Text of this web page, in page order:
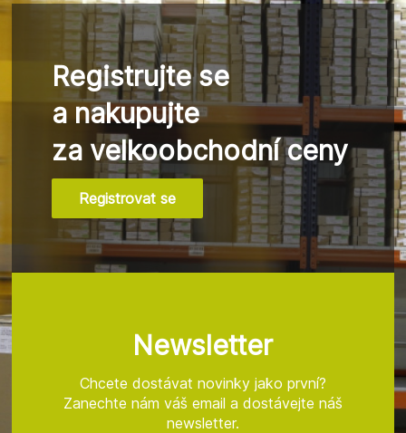
á
p
a
t
í
Registrujte se
a nakupujte
za velkoobchodní ceny
Registrovat se
Newsletter
Chcete dostávat novinky jako první?
Zanechte nám váš email a dostávejte náš
newsletter.